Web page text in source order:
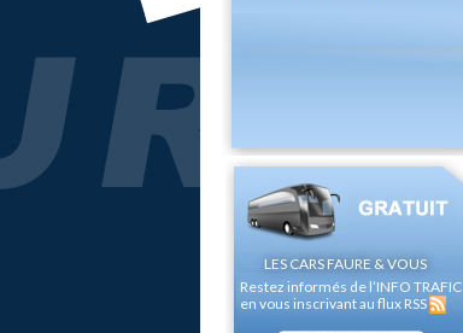
LES CARS FAURE & VOUS
Restez informés de l’INFO TRAFIC
en vous inscrivant au flux RSS